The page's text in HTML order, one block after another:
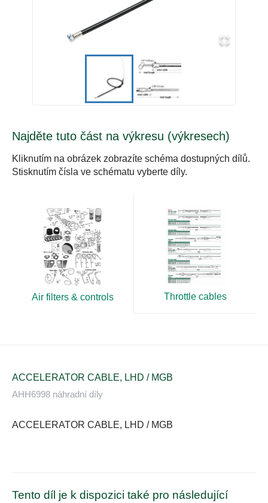
Najděte tuto část na výkresu (výkresech)
Kliknutím na obrázek zobrazíte schéma dostupných dílů.
Stisknutím čísla ve schématu vyberte díly.
Air filters & controls Throttle cables
ACCELERATOR CABLE, LHD / MGB
AHH6998 náhradní díly
ACCELERATOR CABLE, LHD / MGB
Tento díl je k dispozici také pro následující